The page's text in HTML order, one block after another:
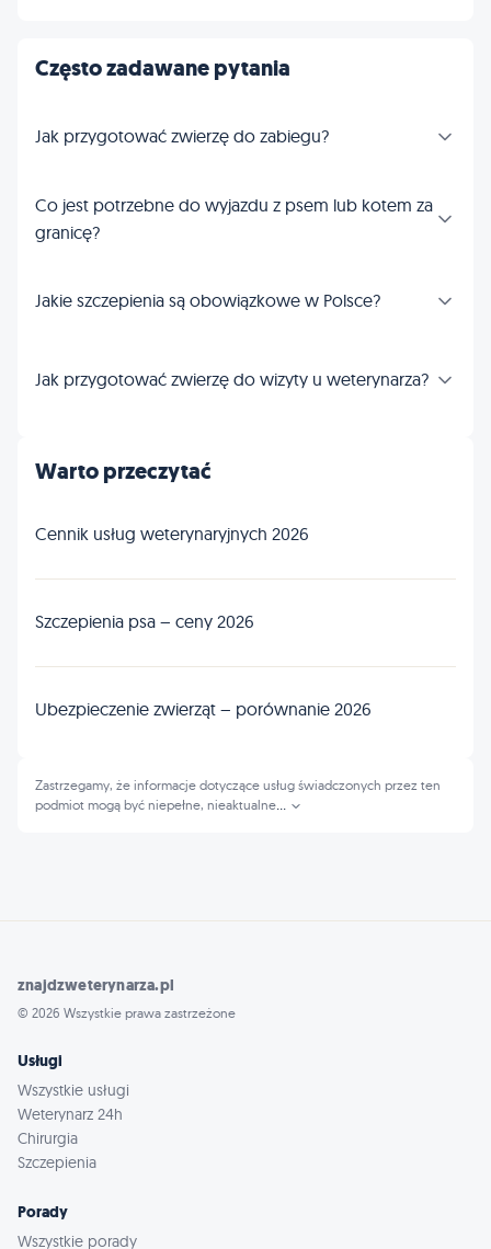
Często zadawane pytania
Jak przygotować zwierzę do zabiegu?
Co jest potrzebne do wyjazdu z psem lub kotem za
granicę?
Jakie szczepienia są obowiązkowe w Polsce?
Jak przygotować zwierzę do wizyty u weterynarza?
Warto przeczytać
Cennik usług weterynaryjnych 2026
Szczepienia psa – ceny 2026
Ubezpieczenie zwierząt – porównanie 2026
Zastrzegamy, że informacje dotyczące usług świadczonych przez ten
podmiot mogą być niepełne, nieaktualne
znajdzweterynarza.pl
© 2026 Wszystkie prawa zastrzeżone
Usługi
Wszystkie usługi
Weterynarz 24h
Chirurgia
Szczepienia
Porady
Wszystkie porady